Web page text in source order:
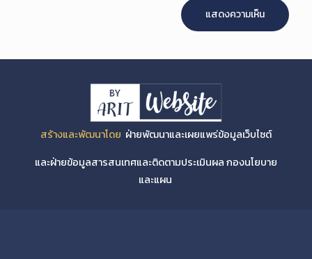
สร้างและพัฒนาโดย ฝ่ายพัฒนาและเผยแพร่ข้อมูลเว็บไซต์
และฝ่ายข้อมูลสารสนเทศและติดตามประเมินผล กองนโยบาย
และแผน